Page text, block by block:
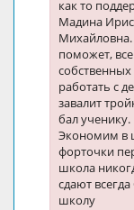
как то
Мадина
Михайловна.
поможет,
работать с
завалит
бал ученику.
Экономим в
форточки
школа
сдают
школу